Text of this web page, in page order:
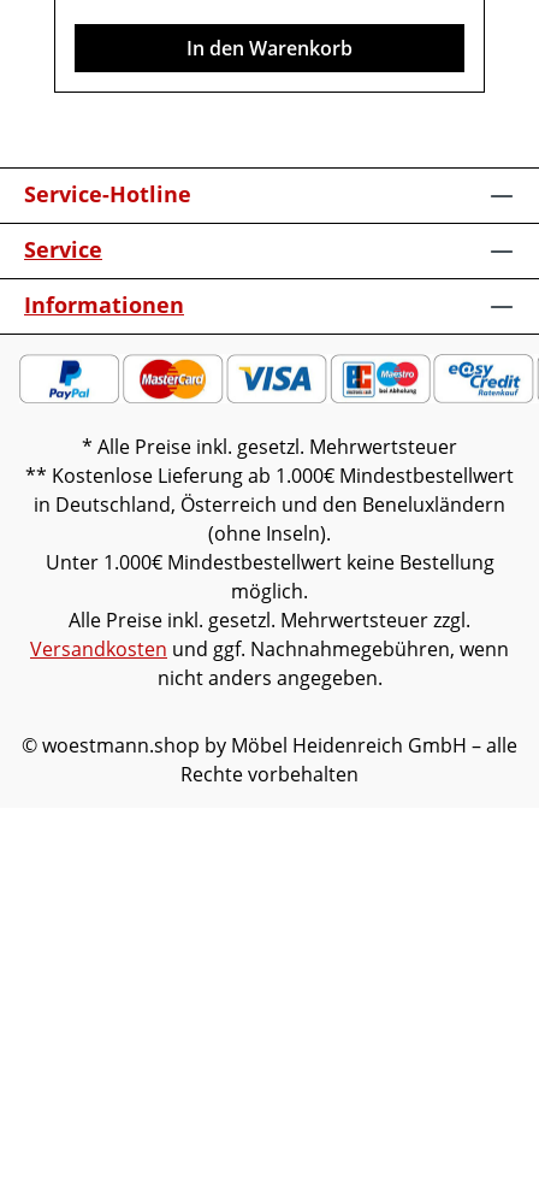
verschiedenen Bildschirmen abweichen.
Deko oder andere Beimöbel sind nicht
enthalten. Abbildung kann abweichen.
In den Warenkorb
Service-Hotline
Service
Informationen
* Alle Preise inkl. gesetzl. Mehrwertsteuer
** Kostenlose Lieferung ab 1.000€ Mindestbestellwert
in Deutschland, Österreich und den Beneluxländern
(ohne Inseln).
Unter 1.000€ Mindestbestellwert keine Bestellung
möglich.
Alle Preise inkl. gesetzl. Mehrwertsteuer zzgl.
Versandkosten und ggf. Nachnahmegebühren, wenn
nicht anders angegeben.
© woestmann.shop by Möbel Heidenreich GmbH – alle
Rechte vorbehalten